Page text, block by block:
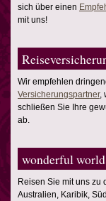
sich über einen
mit uns!
Wir empfehlen
Versicherungspartner,
schließen Sie Ihre
ab.
wonderful world
Reisen Sie mit uns zu
Australien, Karibik,